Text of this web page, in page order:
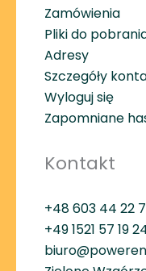
Zamówienia
Pliki do
Adresy
Szczegóły
Wyloguj się
Zapomniane
Kontakt
+48 603 44 22
+491521 57 19